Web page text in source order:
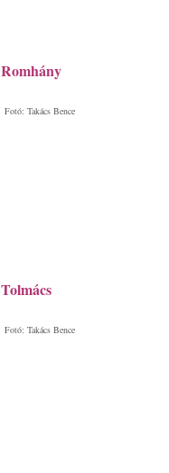
Romhány
Fotó: Takács Bence
Tolmács
Fotó: Takács Bence